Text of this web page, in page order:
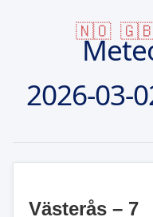
🇳🇴
2026-03-
Västerås – 7